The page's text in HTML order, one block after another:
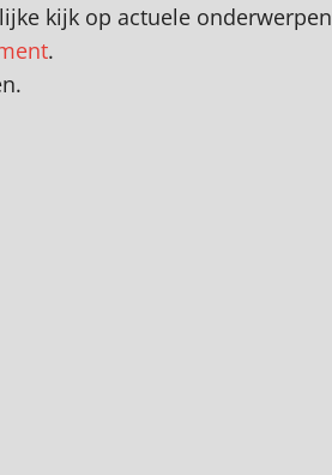
kijk op actuele onderwerpen
.